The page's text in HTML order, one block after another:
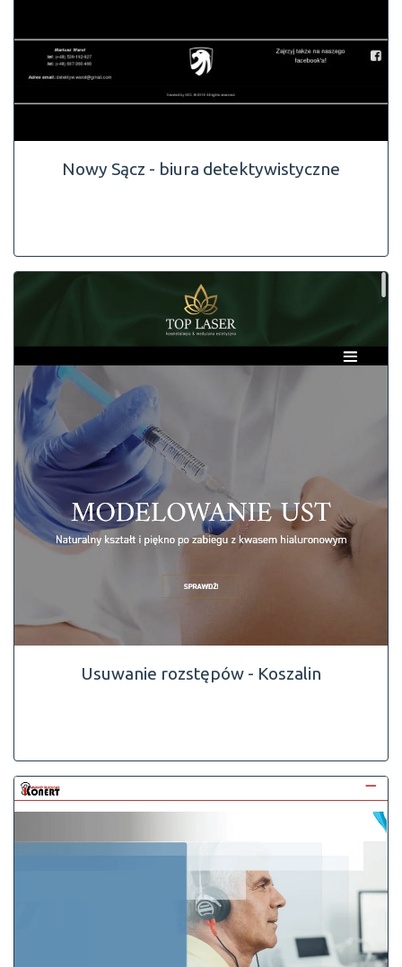
Nowy Sącz - biura detektywistyczne
Usuwanie rozstępów - Koszalin